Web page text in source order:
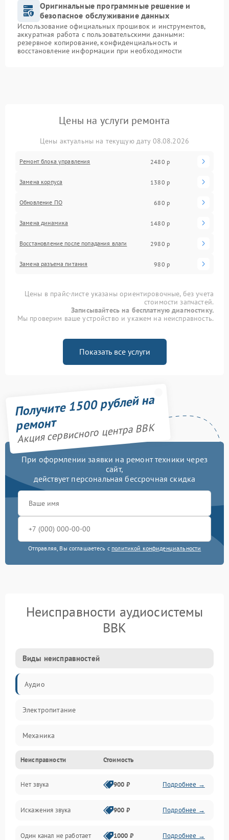
Оригинальные программные решение и
безопасное обслуживание данных
Использование официальных прошивок и инструментов,
аккуратная работа с пользовательскими данными:
резервное копирование, конфиденциальность и
восстановление информации при необходимости
Цены на услуги ремонта
Цены актуальны на текущую дату 08.08.2026
Ремонт блока управления 2480 р
Замена корпуса 1380 р
Обновление ПО 680 р
Замена динамика 1480 р
Восстановление после попадания влаги 2980 р
Замена разъема питания 980 р
Цены в прайс-листе указаны ориентировочные, без учета
стоимости запчастей.
Записывайтесь на бесплатную диагностику.
Мы проверим ваше устройство и укажем на неисправность.
Показать все услуги
Получите 1500 рублей на
ремонт
Акция сервисного центра BBK
При оформлении заявки на ремонт техники через
сайт,
действует персональная бессрочная скидка
Отправляя, Вы соглашаетесь с политикой конфиденциальности
Неисправности аудиосистемы
BBK
Виды неисправностей
Аудио
Электропитание
Механика
Управление
Корпус/Герметичность
Электронные компоненты
Неисправности Стоимость
Нет звука 900 ₽ Подробнее →
Искажения звука 900 ₽ Подробнее →
Один канал не работает 1000 ₽ Подробнее →